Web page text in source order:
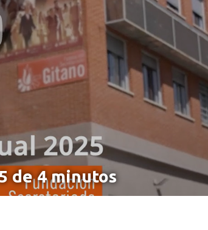
de 4 minutos